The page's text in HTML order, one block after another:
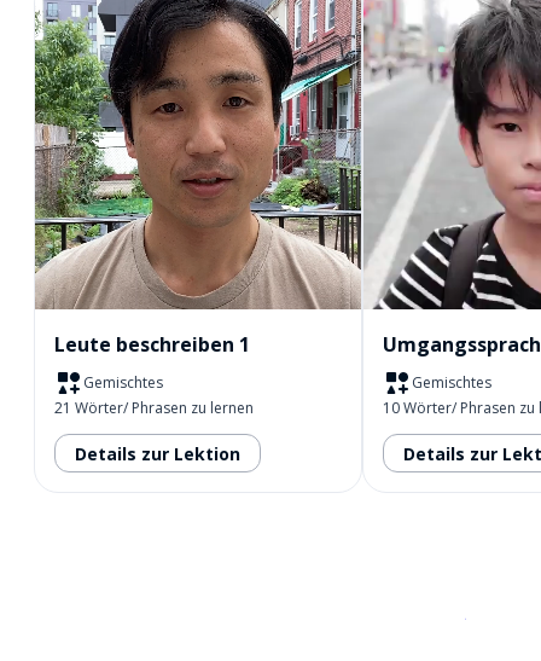
Leute beschreiben 1
Gemischtes
21 Wörter/ Phrasen zu lernen
Details zur Lektion
Gemischtes
10 Wörter/ Phrasen zu
Details zur